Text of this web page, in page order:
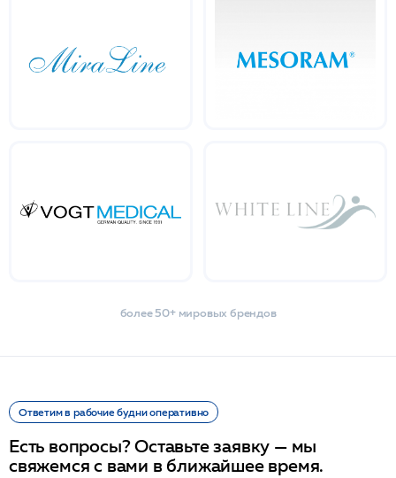
более 50+ мировых брендов
Ответим в рабочие будни оперативно
Есть вопросы? Оставьте заявку — мы
свяжемся с вами в ближайшее время.